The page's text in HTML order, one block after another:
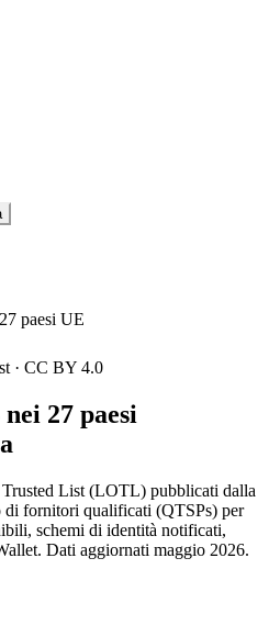
paesi UE
· CC BY 4.0
27 paesi
List (LOTL) pubblicati dalla
di fornitori qualificati (QTSPs) per
schemi di identità notificati,
Dati aggiornati maggio 2026.